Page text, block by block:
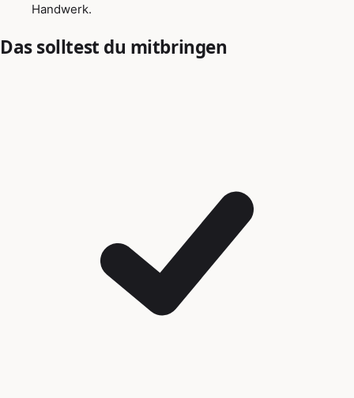
Handwerk.
Das solltest du mitbringen